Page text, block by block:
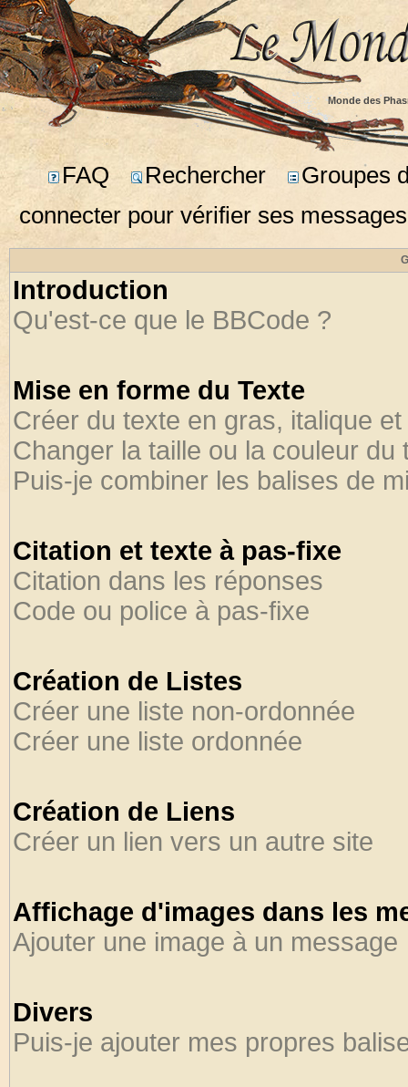
Monde des
FAQ Rechercher
Groupes
connecter pour vérifier ses
Introduction
Qu'est-ce que le BBCode ?
Mise en forme du Texte
Créer du texte en gras, italique
Changer la taille ou la couleur du
Puis-je combiner les balises de
Citation et texte à pas-fixe
Citation dans les réponses
Code ou police à pas-fixe
Création de Listes
Créer une liste non-ordonnée
Créer une liste ordonnée
Création de Liens
Créer un lien vers un autre site
Affichage d'images dans les
Ajouter une image à un message
Divers
Puis-je ajouter mes propres